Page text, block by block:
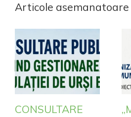
Articole asemanatoare
CONSULTARE